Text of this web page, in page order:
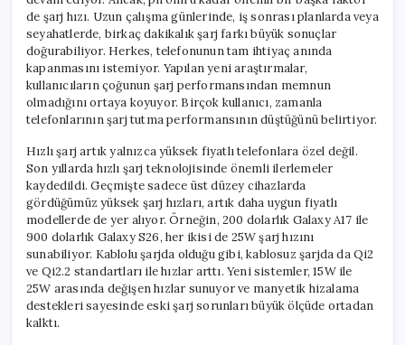
de şarj hızı. Uzun çalışma günlerinde, iş sonrası planlarda veya
seyahatlerde, birkaç dakikalık şarj farkı büyük sonuçlar
doğurabiliyor. Herkes, telefonunun tam ihtiyaç anında
kapanmasını istemiyor. Yapılan yeni araştırmalar,
kullanıcıların çoğunun şarj performansından memnun
olmadığını ortaya koyuyor. Birçok kullanıcı, zamanla
telefonlarının şarj tutma performansının düştüğünü belirtiyor.
Hızlı şarj artık yalnızca yüksek fiyatlı telefonlara özel değil.
Son yıllarda hızlı şarj teknolojisinde önemli ilerlemeler
kaydedildi. Geçmişte sadece üst düzey cihazlarda
gördüğümüz yüksek şarj hızları, artık daha uygun fiyatlı
modellerde de yer alıyor. Örneğin, 200 dolarlık Galaxy A17 ile
900 dolarlık Galaxy S26, her ikisi de 25W şarj hızını
sunabiliyor. Kablolu şarjda olduğu gibi, kablosuz şarjda da Qi2
ve Qi2.2 standartları ile hızlar arttı. Yeni sistemler, 15W ile
25W arasında değişen hızlar sunuyor ve manyetik hizalama
destekleri sayesinde eski şarj sorunları büyük ölçüde ortadan
kalktı.